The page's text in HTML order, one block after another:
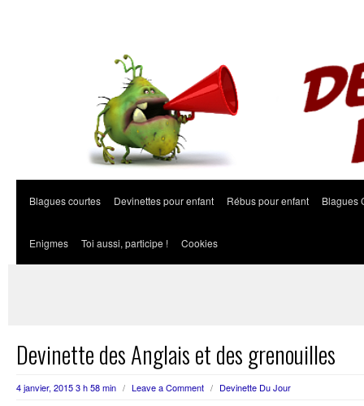
Blagues courtes Devinettes pour enfant Rébus pour enfant Blagues
Enigmes Toi aussi, participe ! Cookies
Devinette des Anglais et des grenouilles
4 janvier, 2015 3 h 58 min / Leave a Comment / Devinette Du Jour